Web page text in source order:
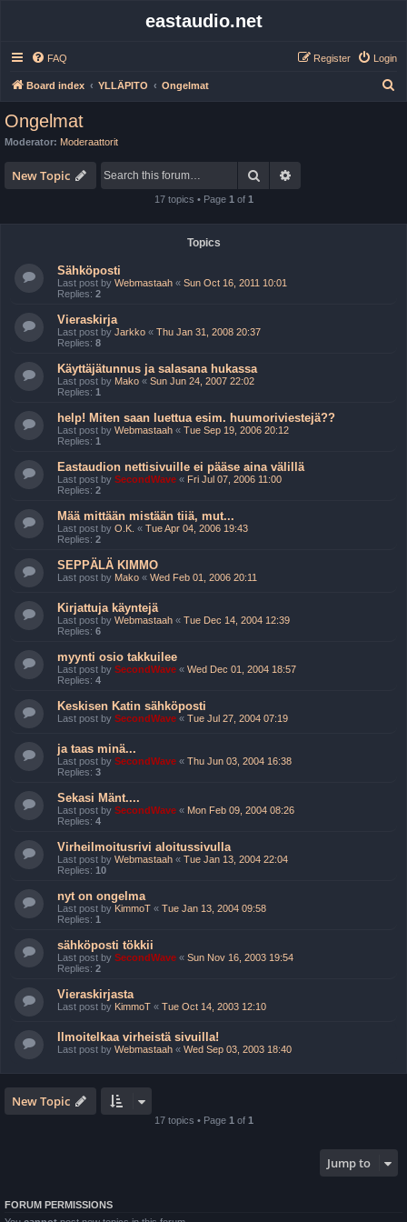
eastaudio.net
FAQ Login
Register
Board index YLLÄPITO Ongelmat
Ongelmat
Moderator: Moderaattorit
New Topic Search
17 topics • Page 1 of 1
Topics
Sähköposti
Last post by Webmastaah « Sun Oct 16, 2011 10:01
Replies: 2
Vieraskirja
Last post by Jarkko « Thu Jan 31, 2008 20:37
Replies: 8
Käyttäjätunnus ja salasana hukassa
Last post by Mako « Sun Jun 24, 2007 22:02
Replies: 1
help! Miten saan luettua esim. huumoriviestejä??
Last post by Webmastaah « Tue Sep 19, 2006 20:12
Replies: 1
Eastaudion nettisivuille ei pääse aina välillä
Last post by SecondWave « Fri Jul 07, 2006 11:00
Replies: 2
Mää mittään mistään tiiä, mut...
Last post by O.K. « Tue Apr 04, 2006 19:43
Replies: 2
SEPPÄLÄ KIMMO
Last post by Mako « Wed Feb 01, 2006 20:11
Kirjattuja käyntejä
Last post by Webmastaah « Tue Dec 14, 2004 12:39
Replies: 6
myynti osio takkuilee
Last post by SecondWave « Wed Dec 01, 2004 18:57
Replies: 4
Keskisen Katin sähköposti
Last post by SecondWave « Tue Jul 27, 2004 07:19
ja taas minä...
Last post by SecondWave « Thu Jun 03, 2004 16:38
Replies: 3
Sekasi Mänt....
Last post by SecondWave « Mon Feb 09, 2004 08:26
Replies: 4
Virheilmoitusrivi aloitussivulla
Last post by Webmastaah « Tue Jan 13, 2004 22:04
Replies: 10
nyt on ongelma
Last post by KimmoT « Tue Jan 13, 2004 09:58
Replies: 1
sähköposti tökkii
Last post by SecondWave « Sun Nov 16, 2003 19:54
Replies: 2
Vieraskirjasta
Last post by KimmoT « Tue Oct 14, 2003 12:10
Ilmoitelkaa virheistä sivuilla!
Last post by Webmastaah « Wed Sep 03, 2003 18:40
New Topic
17 topics • Page 1 of 1
Jump to
FORUM PERMISSIONS